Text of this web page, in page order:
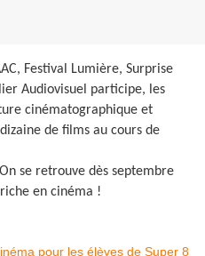
Festival Lumière, Surprise
Audiovisuel participe, les
cinématographique et
de films au cours de
se retrouve dès septembre
en cinéma !